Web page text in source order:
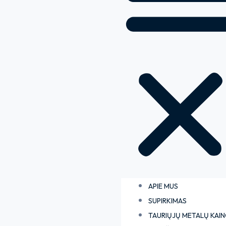
APIE MUS
SUPIRKIMAS
TAURIŲJŲ METALŲ